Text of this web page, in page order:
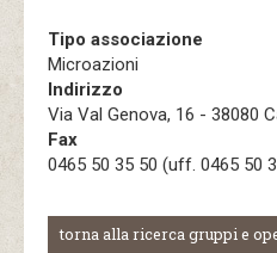
Tipo associazione
Microazioni
Indirizzo
Via Val Genova, 16 - 38080
Fax
0465 50 35 50 (uff. 0465 50
torna alla ricerca gruppi e